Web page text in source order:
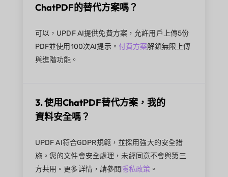
ChatPDF的替代方案嗎？
可以，UPDF AI提供免費方案，允許用戶上傳5份
PDF並使用100次AI提示。 付費方案解鎖無限上傳
與進階功能。
3. 使用ChatPDF替代方案，我的
資料安全嗎？
UPDF AI符合GDPR規範，並採用強大的安全措
施。您的文件會安全處理，未經同意不會與第三
方共用。更多詳情，請參閱 隱私政策 。